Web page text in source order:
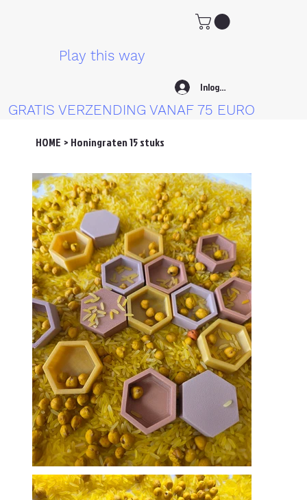
Play this way
Inloggen
GRATIS VERZENDING VANAF 75 EURO
HOME > Honingraten 15 stuks